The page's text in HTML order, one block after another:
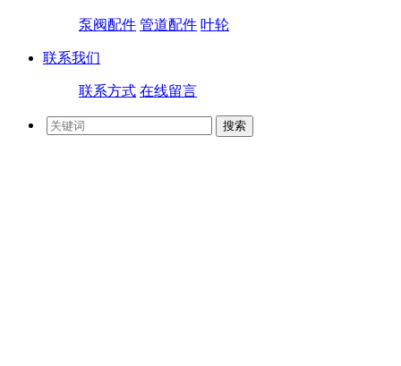
泵阀配件 管道配件 叶轮
联系我们
联系方式 在线留言